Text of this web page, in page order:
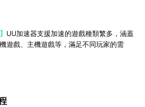
UU加速器支援加速的遊戲種類繁多，涵蓋
遊戲、主機遊戲等，滿足不同玩家的需